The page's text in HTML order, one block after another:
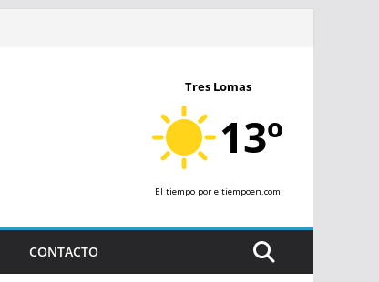
Tres Lomas
13º
El tiempo por eltiempoen.com
CONTACTO